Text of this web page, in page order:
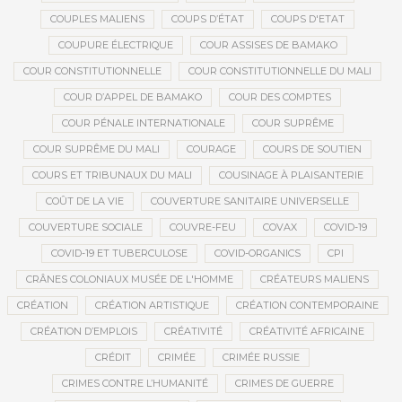
COUPLES MALIENS COUPS D’ÉTAT COUPS D'ETAT
COUPURE ÉLECTRIQUE COUR ASSISES DE BAMAKO
COUR CONSTITUTIONNELLE COUR CONSTITUTIONNELLE DU MALI
COUR D’APPEL DE BAMAKO COUR DES COMPTES
COUR PÉNALE INTERNATIONALE COUR SUPRÊME
COUR SUPRÊME DU MALI COURAGE COURS DE SOUTIEN
COURS ET TRIBUNAUX DU MALI COUSINAGE À PLAISANTERIE
COÛT DE LA VIE COUVERTURE SANITAIRE UNIVERSELLE
COUVERTURE SOCIALE COUVRE-FEU COVAX COVID-19
COVID-19 ET TUBERCULOSE COVID-ORGANICS CPI
CRÂNES COLONIAUX MUSÉE DE L'HOMME CRÉATEURS MALIENS
CRÉATION CRÉATION ARTISTIQUE CRÉATION CONTEMPORAINE
CRÉATION D’EMPLOIS CRÉATIVITÉ CRÉATIVITÉ AFRICAINE
CRÉDIT CRIMÉE CRIMÉE RUSSIE
CRIMES CONTRE L’HUMANITÉ CRIMES DE GUERRE